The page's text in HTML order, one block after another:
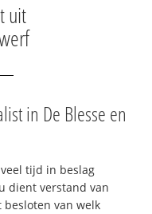
uit
in De Blesse en
tijd in beslag
dient verstand van
van welk